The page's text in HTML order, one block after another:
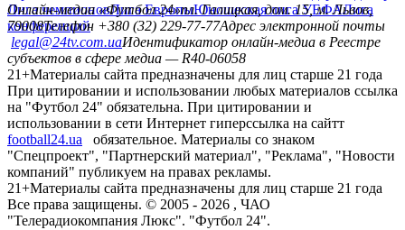
Лига чемпионовЛига ЕвропыЮношеская лига УЕФАЛига
конференций
Онлайн-медиа «Футбол 24»пл. Галицкая, дом. 15, м. Львов,
79008Телефон +380 (32) 229-77-77Адрес электронной почты
legal@24tv.com.uaИдентификатор онлайн-медиа в Реестре
субъектов в сфере медиа — R40-06058
21+Материалы сайта предназначены для лиц старше 21 года
При цитировании и использовании любых материалов ссылка
на "Футбол 24" обязательна. При цитировании и
использовании в сети Интернет гиперссылка на сайтт
football24.ua
обязательное. Материалы со знаком
"Спецпроект", "Партнерский материал", "Реклама", "Новости
компаний" публикуем на правах рекламы.
21+Материалы сайта предназначены для лиц старше 21 года
Все права защищены. © 2005 - 2026 , ЧАО
"Телерадиокомпания Люкс". "Футбол 24".